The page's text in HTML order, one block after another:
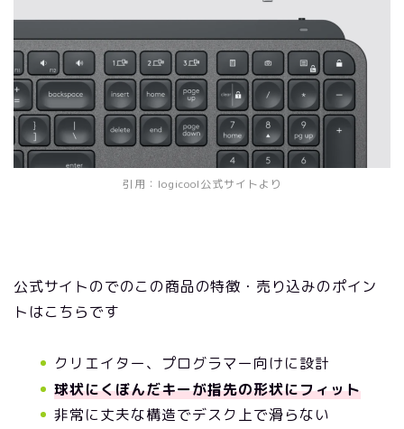
引用：logicool公式サイトより
公式サイトのでのこの商品の特徴・売り込みのポイン
トはこちらです
クリエイター、プログラマー向けに設計
球状にくぼんだキーが指先の形状にフィット
非常に丈夫な構造でデスク上で滑らない